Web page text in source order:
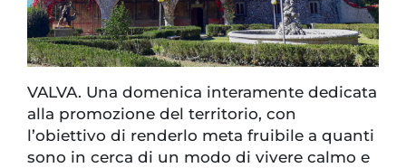
VALVA. Una domenica interamente dedicata
alla promozione del territorio, con
l’obiettivo di renderlo meta fruibile a quanti
sono in cerca di un modo di vivere calmo e